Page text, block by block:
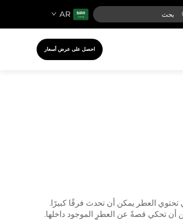
AR
احصل على عرض أسعار
العطر يمكن أن تحدث فرقًا كبيرًا.
أن تحكي قصةً عن العطر الموجود داخلها.